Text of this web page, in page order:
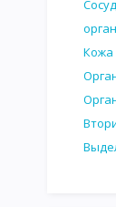
Кожа